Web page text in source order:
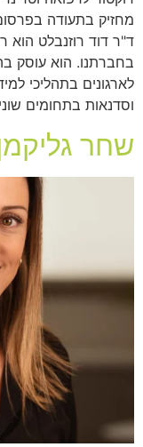
מחזיק בתעודה
ד"ר דוד רוזנבלט הוא
בחברתנו. הוא עוסק
לארגונים בתהליכי
וסדנאות בתחומים
שחר